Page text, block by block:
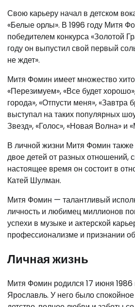
Свою карьеру начал в детском
«Белые орлы». В 1996 году Митя
победителем конкурса «Золотой
году он выпустил свой первый
не ждет».
Митя Фомин имеет множество
«Перезимуем», «Все будет
города», «Отпусти меня», «Завтра
выступал на таких популярных
Звезд», «Голос», «Новая Волна» и
В личной жизни Митя Фомин также
двое детей от разных отношений,
настоящее время он состоит в
Катей Шулман.
Митя Фомин — талантливый
личность и любимец миллионов
успехи в музыке и актерской
профессионализме и признании
Личная жизнь
Митя Фомин родился 17 июня 1986
Ярославль. У него было